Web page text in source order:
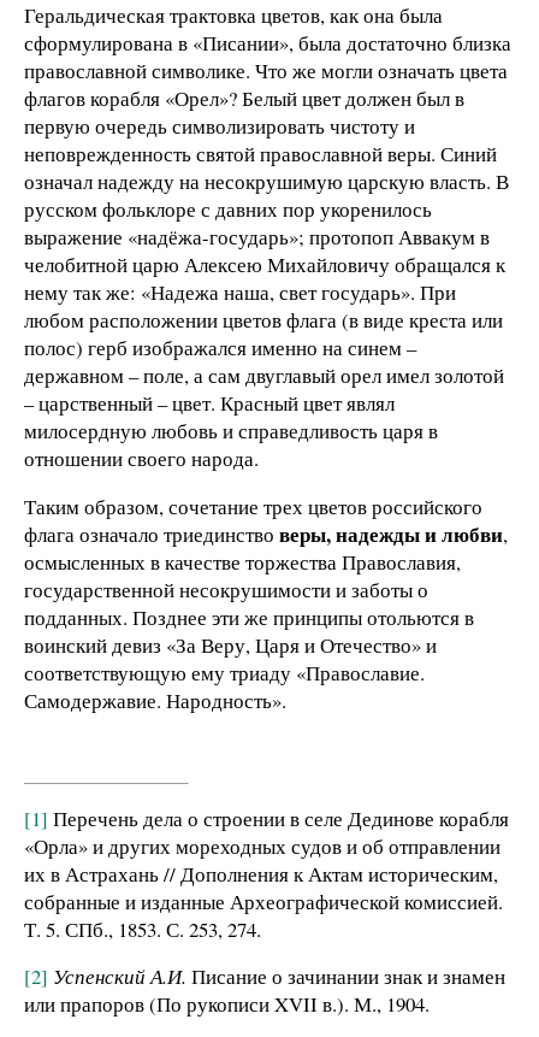
Геральдическая трактовка цветов, как она была
сформулирована в «Писании», была достаточно близка
православной символике. Что же могли означать цвета
флагов корабля «Орел»? Белый цвет должен был в
первую очередь символизировать чистоту и
неповрежденность святой православной веры. Синий
означал надежду на несокрушимую царскую власть. В
русском фольклоре с давних пор укоренилось
выражение «надёжа-государь»; протопоп Аввакум в
челобитной царю Алексею Михайловичу обращался к
нему так же: «Надежа наша, свет государь». При
любом расположении цветов флага (в виде креста или
полос) герб изображался именно на синем –
державном – поле, а сам двуглавый орел имел золотой
– царственный – цвет. Красный цвет являл
милосердную любовь и справедливость царя в
отношении своего народа.
Таким образом, сочетание трех цветов российского
флага означало триединство веры, надежды и любви,
осмысленных в качестве торжества Православия,
государственной несокрушимости и заботы о
подданных. Позднее эти же принципы отольются в
воинский девиз «За Веру, Царя и Отечество» и
соответствующую ему триаду «Православие.
Самодержавие. Народность».
[1] Перечень дела о строении в селе Дединове корабля
«Орла» и других мореходных судов и об отправлении
их в Астрахань // Дополнения к Актам историческим,
собранные и изданные Археографической комиссией.
Т. 5. СПб., 1853. С. 253, 274.
[2] Успенский А.И. Писание о зачинании знак и знамен
или прапоров (По рукописи XVII в.). М., 1904.